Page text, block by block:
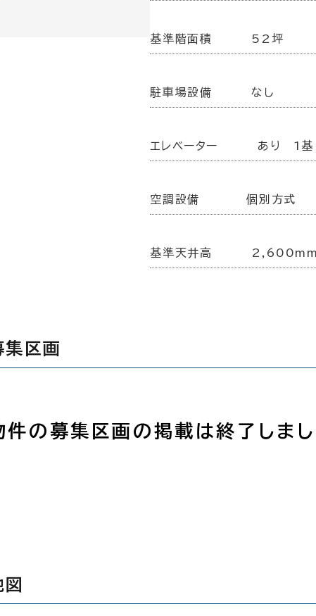
基準階面積 52坪
駐車場設備 なし
エレベーター あり 1基
空調設備 個別方式
基準天井高
集区画
件の募集区画の掲載は終了しまし